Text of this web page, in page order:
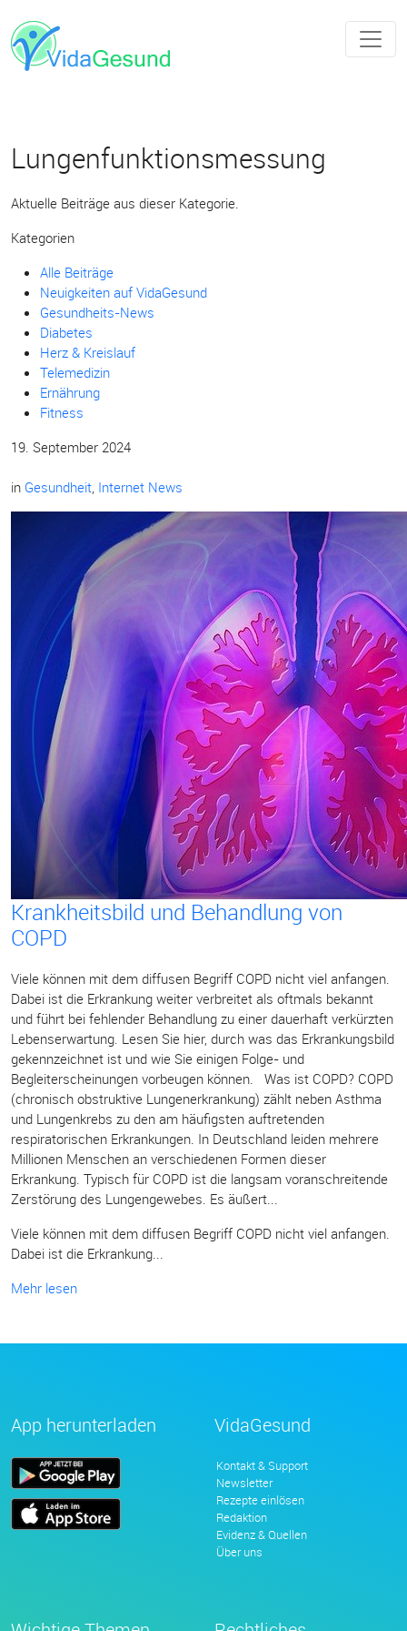
Lungenfunktionsmessung
Aktuelle Beiträge aus dieser Kategorie.
Kategorien
Alle Beiträge
Neuigkeiten auf VidaGesund
Gesundheits-News
Diabetes
Herz & Kreislauf
Telemedizin
Ernährung
Fitness
19. September 2024
in Gesundheit, Internet News
Krankheitsbild und Behandlung von
COPD
Viele können mit dem diffusen Begriff COPD nicht viel anfangen.
Dabei ist die Erkrankung weiter verbreitet als oftmals bekannt
und führt bei fehlender Behandlung zu einer dauerhaft verkürzten
Lebenserwartung. Lesen Sie hier, durch was das Erkrankungsbild
gekennzeichnet ist und wie Sie einigen Folge- und
Begleiterscheinungen vorbeugen können. Was ist COPD? COPD
(chronisch obstruktive Lungenerkrankung) zählt neben Asthma
und Lungenkrebs zu den am häufigsten auftretenden
respiratorischen Erkrankungen. In Deutschland leiden mehrere
Millionen Menschen an verschiedenen Formen dieser
Erkrankung. Typisch für COPD ist die langsam voranschreitende
Zerstörung des Lungengewebes. Es äußert...
Viele können mit dem diffusen Begriff COPD nicht viel anfangen.
Dabei ist die Erkrankung...
Mehr lesen
App herunterladen VidaGesund
Kontakt & Support
Newsletter
Rezepte einlösen
Redaktion
Evidenz & Quellen
Über uns